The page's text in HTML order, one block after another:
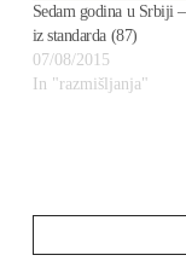
Sedam godina u Srbiji
iz standarda (87)
07/08/2015
In "razmišljanja"